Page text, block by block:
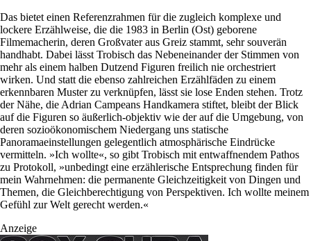
Das bietet einen Referenzrahmen für die zugleich komplexe und
lockere Erzählweise, die die 1983 in Berlin (Ost) geborene
Filmemacherin, deren Großvater aus Greiz stammt, sehr souverän
handhabt. Dabei lässt Trobisch das Nebeneinander der Stimmen von
mehr als einem halben Dutzend Figuren freilich nie orchestriert
wirken. Und statt die ebenso zahlreichen Erzählfäden zu einem
erkennbaren Muster zu verknüpfen, lässt sie lose Enden stehen. Trotz
der Nähe, die Adrian Campeans Handkamera stiftet, bleibt der Blick
auf die Figuren so äußerlich-objektiv wie der auf die Umgebung, von
deren sozioökonomischem Niedergang uns statische
Panoramaeinstellungen gelegentlich atmosphärische Eindrücke
vermitteln. »Ich wollte«, so gibt Trobisch mit entwaffnendem Pathos
zu Protokoll, »unbedingt eine erzählerische Entsprechung finden für
mein Wahrnehmen: die permanente Gleichzeitigkeit von Dingen und
Themen, die Gleichberechtigung von Perspektiven. Ich wollte meinem
Gefühl zur Welt gerecht werden.«
Anzeige